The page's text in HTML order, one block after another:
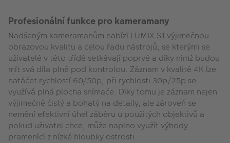
Profesionální funkce pro kameramany
Nadšeným kameramanům nabízí LUMIX S1 výjimečnou
obrazovou kvalitu a celou řadu nástrojů, se kterými se
uživatelé v této třídě setkávají poprvé a díky nimž budou
mít svá díla plně pod kontrolou. Záznam v kvalitě 4K lze
natáčet rychlostí 60/50p, při rychlosti 30p/25p se
využívá plná plocha snímače. Díky tomu je záznam nejen
výjimečně čistý a bohatý na detaily, ale zároveň se
nemění efektivní úhel záběru u použitých objektivů a
pokud uživatel chce, může naplno využít výhody
pramenící z nízké hloubky ostrosti.